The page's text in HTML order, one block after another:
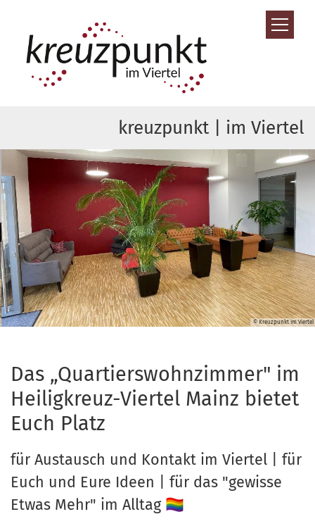
kreuzpunkt | im Viertel
© Kreuzpunkt im Viertel
Das „Quartierswohnzimmer" im
Heiligkreuz-Viertel Mainz bietet
Euch Platz
für Austausch und Kontakt im Viertel | für
Euch und Eure Ideen | für das "gewisse
Etwas Mehr" im Alltag 🏳️‍🌈